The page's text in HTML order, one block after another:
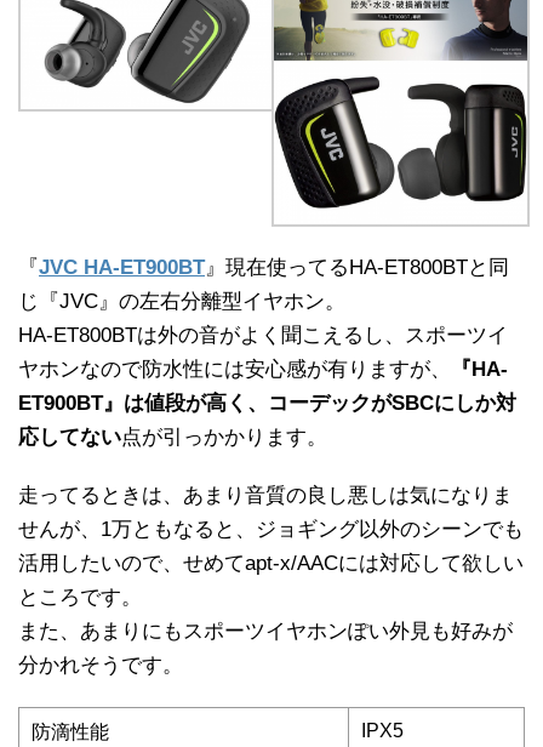
『JVC HA-ET900BT』現在使ってるHA-ET800BTと同
じ『JVC』の左右分離型イヤホン。
HA-ET800BTは外の音がよく聞こえるし、スポーツイ
ヤホンなので防水性には安心感が有りますが、
『HA-
ET900BT』は値段が高く、コーデックがSBCにしか対
応してない点が引っかかります。
走ってるときは、あまり音質の良し悪しは気になりま
せんが、1万ともなると、ジョギング以外のシーンでも
活用したいので、せめてapt-x/AACには対応して欲しい
ところです。
また、あまりにもスポーツイヤホンぽい外見も好みが
分かれそうです。
防滴性能 IPX5